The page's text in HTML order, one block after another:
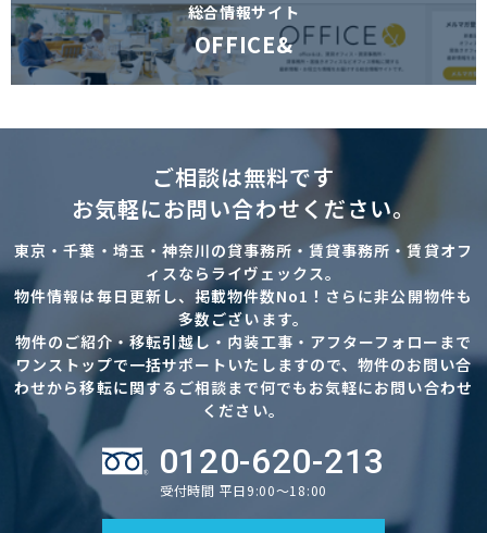
総合情報サイト
OFFICE&
ご相談は無料です
お気軽にお問い合わせください。
東京・千葉・埼玉・神奈川の貸事務所・賃貸事務所・賃貸オフ
ィスならライヴェックス。
物件情報は毎日更新し、掲載物件数No1！さらに非公開物件も
多数ございます。
物件のご紹介・移転引越し・内装工事・アフターフォローまで
ワンストップで一括サポートいたしますので、物件のお問い合
わせから移転に関するご相談まで何でもお気軽にお問い合わせ
ください。
0120-620-213
受付時間 平日9:00～18:00